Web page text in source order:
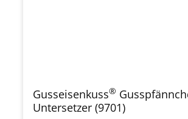
Gusseisenkuss®
Untersetzer (9701)